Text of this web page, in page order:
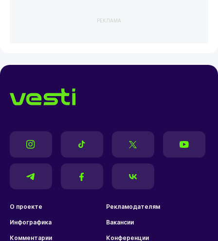
РЕКЛАМА
О проекте Рекламодателям
Инфографика Вакансии
Комментарии Конференции